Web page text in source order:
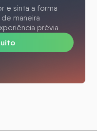
e sinta a forma
maneira
prévia.